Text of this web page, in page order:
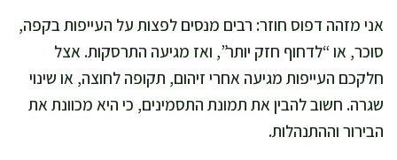
אני מזהה דפוס חוזר: רבים מנסים לפצות על העייפות בקפה,
סוכר, או “לדחוף חזק יותר”, ואז מגיעה התרסקות. אצל
חלקכם העייפות מגיעה אחרי זיהום, תקופה לחוצה, או שינוי
שגרה. חשוב להבין את תמונת התסמינים, כי היא מכוונת את
הבירור וההתנהלות.